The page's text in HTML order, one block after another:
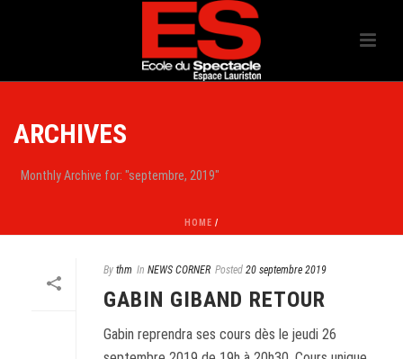
ARCHIVES
Monthly Archive for: "septembre, 2019"
HOME /
By thm In NEWS CORNER Posted 20 septembre 2019
GABIN GIBAND RETOUR
Gabin reprendra ses cours dès le jeudi 26